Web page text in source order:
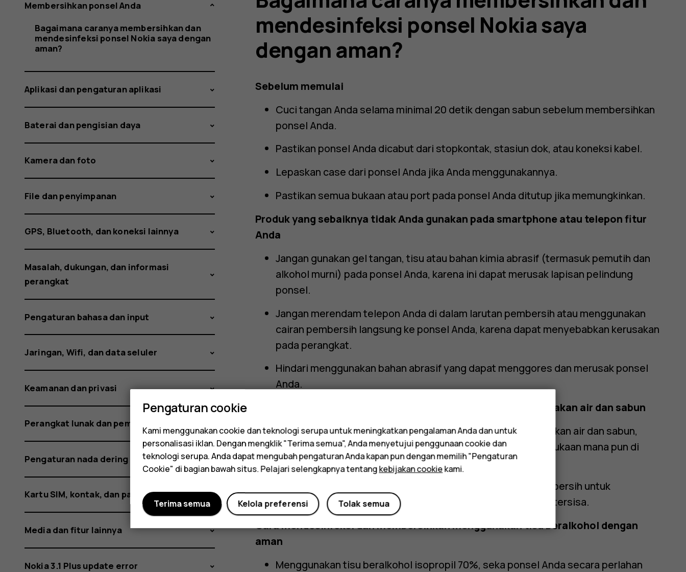
mendesinfeksi
ponsel
Nokia
saya
dengan
aman?
Membersihkan ponsel Anda
Bagaimana caranya membersihkan dan
mendesinfeksi ponsel Nokia saya dengan
aman?
Aplikasi dan pengaturan aplikasi
Baterai dan pengisian daya
Kamera dan foto
File dan penyimpanan
GPS, Bluetooth, dan koneksi lainnya
Masalah, dukungan, dan informasi
perangkat
Pengaturan bahasa dan input
Jaringan, Wifi, dan data seluler
Keamanan dan privasi
Perangkat lunak dan pembaruan
Pengaturan nada dering dan personalisasi
Kartu SIM, kontak, dan panggilan
Media dan fitur lainnya
Nokia 3.1 Plus update error
mendesinfeksi ponsel Nokia saya
dengan aman?
Sebelum memulai
Cuci tangan Anda selama minimal 20 detik dengan sabun sebelum membersihkan
ponsel Anda.
Pastikan ponsel Anda dicabut dari stopkontak, stasiun dok, atau koneksi kabel.
Lepaskan case dari ponsel Anda jika Anda menggunakannya.
Pastikan semua bukaan atau port pada ponsel Anda ditutup jika memungkinkan.
Produk yang sebaiknya tidak Anda gunakan pada smartphone atau telepon fitur
Anda
Jangan gunakan gel tangan, tisu atau bahan kimia abrasif (termasuk pemutih dan
alkohol murni) pada ponsel Anda, karena ini dapat merusak lapisan pelindung
ponsel.
Jangan merendam telepon Anda di dalam larutan pembersih atau menggunakan
cairan pembersih langsung ke ponsel Anda, karena dapat menyebabkan kerusakan
pada perangkat.
Hindari menggunakan bahan abrasif yang dapat menggores dan merusak ponsel
Anda.
Cara membersihkan samrtphone atau ponsel Anda menggunakan air dan sabun
Seka ponsel Anda dengan kain serat mikro basah menggunakan air dan sabun,
dengan berhati-hati untuk tidak membuat cairan masuk ke bukaan mana pun di
perangkat.
Keringkan ponsel Anda menggunakan kain serat mikro yang bersih untuk
memastikan tidak ada cairan dan kemungkinan bercak yang tersisa.
Cara mendesinfeksi dan membersihkan menggunakan tisu beralkohol dengan
aman
Menggunakan tisu beralkohol isopropil 70%, seka ponsel Anda secara perlahan
Pengaturan cookie
Kami menggunakan cookie dan teknologi serupa untuk meningkatkan pengalaman Anda dan untuk
personalisasi iklan. Dengan mengklik "Terima semua", Anda menyetujui penggunaan cookie dan
teknologi serupa. Anda dapat mengubah pengaturan Anda kapan pun dengan memilih "Pengaturan
Cookie" di bagian bawah situs. Pelajari selengkapnya tentangkebijakan cookiekami.
Tolak semua
Kelola preferensi
Terima semua